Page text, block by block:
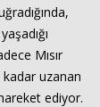
Mısır
kadar uzanan
ediyor.